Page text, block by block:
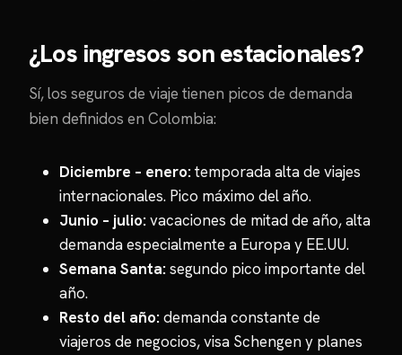
¿Los ingresos son estacionales?
Sí, los seguros de viaje tienen picos de demanda
bien definidos en Colombia:
Diciembre – enero:temporada alta de viajes
internacionales. Pico máximo del año.
Junio – julio:vacaciones de mitad de año, alta
demanda especialmente a Europa y EE.UU.
Semana Santa:segundo pico importante del
año.
Resto del año:demanda constante de
viajeros de negocios, visa Schengen y planes